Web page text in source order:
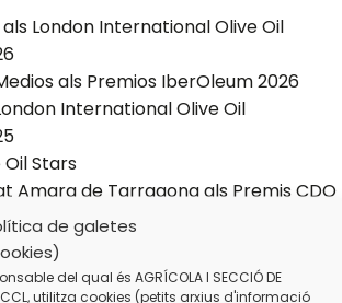
de galetes
del qual és AGRÍCOLA I SECCIÓ DE
SCCL, utilitza cookies (petits arxius d'informació
London International Olive Oil
als Premios IberOleum 2026
International Olive Oil
Stars
Amarg de Tarragona als Premis CDO
als Premios IberOleum 2025
Premis dels Millors Olis de Catalunya